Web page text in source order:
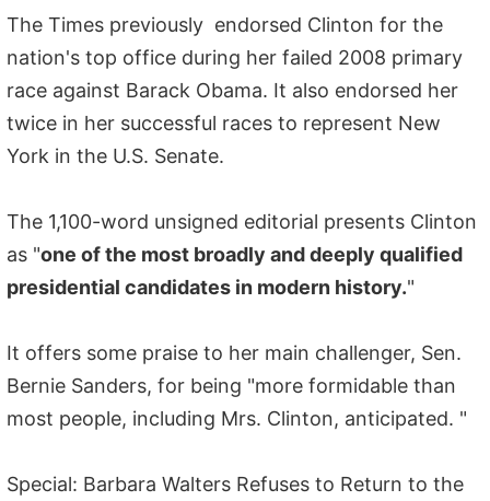
The Times previously endorsed Clinton for the
nation's top office during her failed 2008 primary
race against Barack Obama. It also endorsed her
twice in her successful races to represent New
York in the U.S. Senate.
The 1,100-word unsigned editorial presents Clinton
as "one of the most broadly and deeply qualified
presidential candidates in modern history."
It offers some praise to her main challenger, Sen.
Bernie Sanders, for being "more formidable than
most people, including Mrs. Clinton, anticipated. "
Special: Barbara Walters Refuses to Return to the